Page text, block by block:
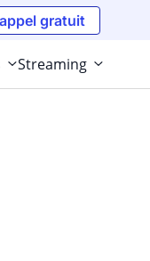
gratuit
Streaming